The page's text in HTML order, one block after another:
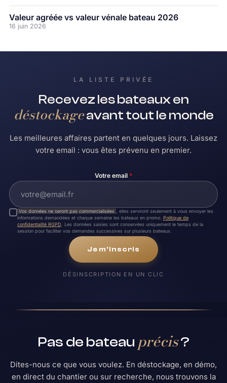
Valeur agréée vs valeur vénale bateau 2026
16 juin 2026
LA LISTE PRIVÉE
Recevez les bateaux en
déstockageavant tout le monde
Les meilleures affaires partent en quelques jours. Laissez
votre email : vous êtes prévenu en premier.
Votre email *
Vos données ne seront pas commercialisées
, elles serviront seulement à vous envoyer les
informations demandées et chaque semaine les bateaux en promo. Politique de
confidentialité RGPD . Les données saisies sont conservées uniquement le temps de la
session pour faciliter vos demandes successives sur plusieurs bateaux.
Je m'inscris
DÉSINSCRIPTION EN UN CLIC
Pas de bateau précis?
Dites-nous ce que vous voulez. En déstockage, en démo,
en direct du chantier ou sur recherche, nous trouvons la